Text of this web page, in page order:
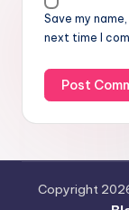
Save my
next time I
Copyright